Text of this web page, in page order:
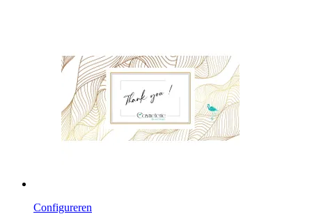
Configureren